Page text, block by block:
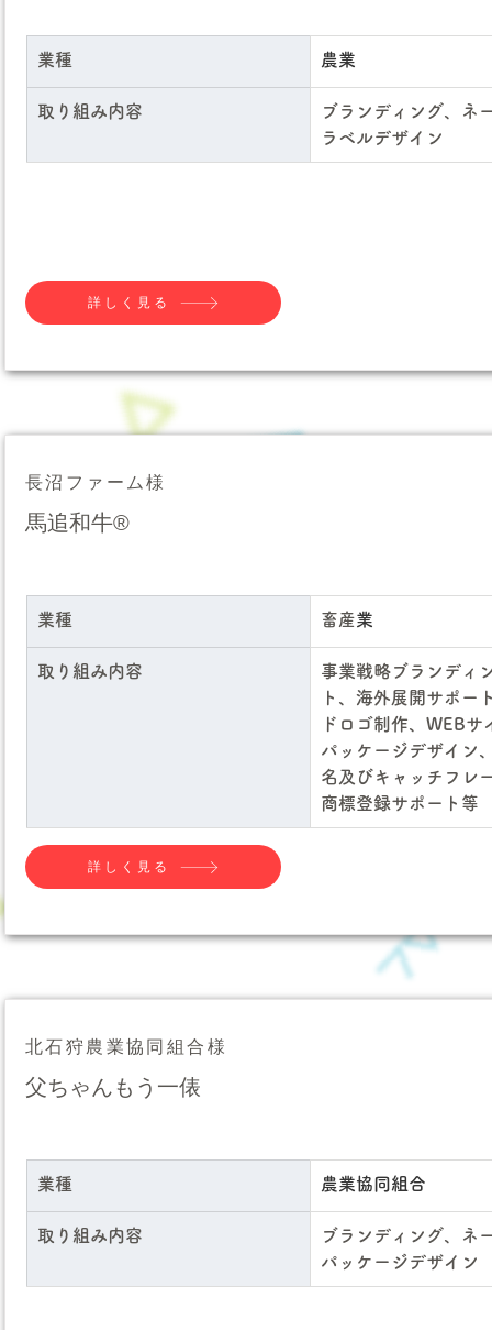
業種 農業
取り組み内容
ブランディング、ネ
ラベルデザイン
詳しく見る
長沼ファーム様
馬追和牛®︎
業種 畜産業
取り組み内容
事業戦略ブランディ
ト、海外展開サポー
ドロゴ制作、WEBサ
パッケージデザイン
名及びキャッチフレ
商標登録サポート等
詳しく見る
北石狩農業協同組合様
父ちゃんもう一俵
業種 農業協同組合
取り組み内容
ブランディング、ネ
パッケージデザイン